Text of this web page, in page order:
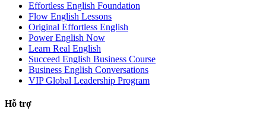
Effortless English Foundation
Flow English Lessons
Original Effortless English
Power English Now
Learn Real English
Succeed English Business Course
Business English Conversations
VIP Global Leadership Program
Hỗ trợ